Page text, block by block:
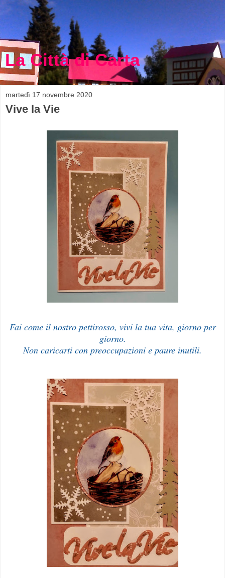
La Città di Carta
martedì 17 novembre 2020
Vive la Vie
Fai come il nostro pettirosso, vivi la tua vita, giorno per
giorno.
Non caricarti con preoccupazioni e paure inutili.